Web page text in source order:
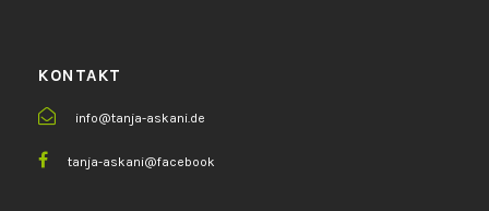
KONTAKT
info@tanja-askani.de
tanja-askani@facebook